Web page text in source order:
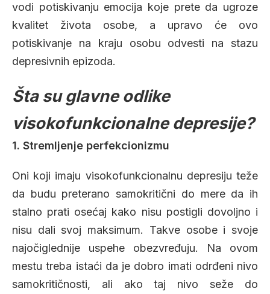
vodi potiskivanju emocija koje prete da ugroze
kvalitet života osobe, a upravo će ovo
potiskivanje na kraju osobu odvesti na stazu
depresivnih epizoda.
Šta su glavne odlike
visokofunkcionalne depresije?
1. Stremljenje perfekcionizmu
Oni koji imaju visokofunkcionalnu depresiju teže
da budu preterano samokritični do mere da ih
stalno prati osećaj kako nisu postigli dovoljno i
nisu dali svoj maksimum. Takve osobe i svoje
najočiglednije uspehe obezvređuju. Na ovom
mestu treba istaći da je dobro imati odrđeni nivo
samokritičnosti, ali ako taj nivo seže do